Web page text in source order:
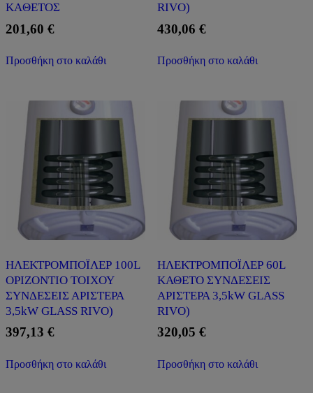
ΚAΘΕΤΟΣ
201,60 €
Προσθήκη στο καλάθι
RIVO)
430,06 €
Προσθήκη στο καλάθι
ΗΛΕΚΤΡΟΜΠΟΪΛΕΡ 100L
ΟΡΙΖΟΝΤΙΟ ΤΟΙΧΟΥ
ΣΥΝΔΕΣΕΙΣ ΑΡΙΣΤΕΡΑ
3,5kW GLASS RIVO)
397,13 €
Προσθήκη στο καλάθι
ΗΛΕΚΤΡΟΜΠΟΪΛΕΡ 60L
ΚΑΘΕΤΟ ΣΥΝΔΕΣΕΙΣ
ΑΡΙΣΤΕΡΑ 3,5kW GLASS
RIVO)
320,05 €
Προσθήκη στο καλάθι